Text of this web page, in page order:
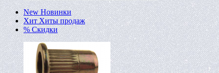
New Новинки
Хит Хиты продаж
% Скидки